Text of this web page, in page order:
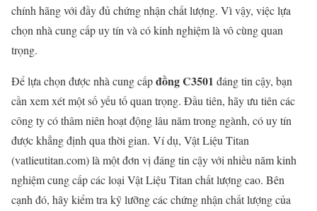
chính hãng với đầy đủ chứng nhận chất lượng. Vì vậy, việc lựa
chọn nhà cung cấp uy tín và có kinh nghiệm là vô cùng quan
trọng.
Để lựa chọn được nhà cung cấpđồng C3501 đáng tin cậy, bạn
cần xem xét một số yếu tố quan trọng. Đầu tiên, hãy ưu tiên các
công ty có thâm niên hoạt động lâu năm trong ngành, có uy tín
được khẳng định qua thời gian. Ví dụ, Vật Liệu Titan
(vatlieutitan.com) là một đơn vị đáng tin cậy với nhiều năm kinh
nghiệm cung cấp các loại Vật Liệu Titan chất lượng cao. Bên
cạnh đó, hãy kiểm tra kỹ lưỡng các chứng nhận chất lượng của